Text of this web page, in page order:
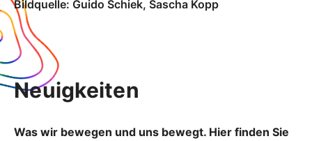
Bildquelle: Guido Schiek, Sascha Kopp
Neuigkeiten
Was wir bewegen und uns bewegt. Hier finden Sie